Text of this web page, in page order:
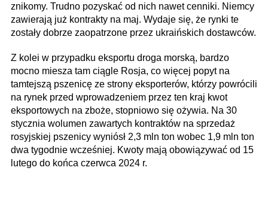
znikomy. Trudno pozyskać od nich nawet cenniki. Niemcy
zawierają już kontrakty na maj. Wydaje się, że rynki te
zostały dobrze zaopatrzone przez ukraińskich dostawców.
Z kolei w przypadku eksportu droga morską, bardzo
mocno miesza tam ciągle Rosja, co więcej popyt na
tamtejszą pszenicę ze strony eksporterów, którzy powrócili
na rynek przed wprowadzeniem przez ten kraj kwot
eksportowych na zboże, stopniowo się ożywia. Na 30
stycznia wolumen zawartych kontraktów na sprzedaż
rosyjskiej pszenicy wyniósł 2,3 mln ton wobec 1,9 mln ton
dwa tygodnie wcześniej. Kwoty mają obowiązywać od 15
lutego do końca czerwca 2024 r.